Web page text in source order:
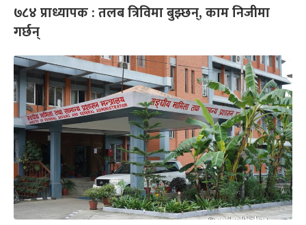
७८४ प्राध्यापक : तलब त्रिविमा बुझ्छन्, काम निजीमा
गर्छन्